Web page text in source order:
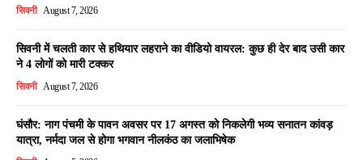
सिवनी August 7, 2026
सिवनी में चलती कार से हथियार लहराने का वीडियो वायरल: कुछ ही देर बाद उसी कार
ने 4 लोगों को मारी टक्कर
सिवनी August 7, 2026
घंसौर: नाग पंचमी के पावन अवसर पर 17 अगस्त को निकलेगी भव्य सनातन कांवड़
यात्रा, नर्मदा जल से होगा भगवान नीलकंठ का जलाभिषेक